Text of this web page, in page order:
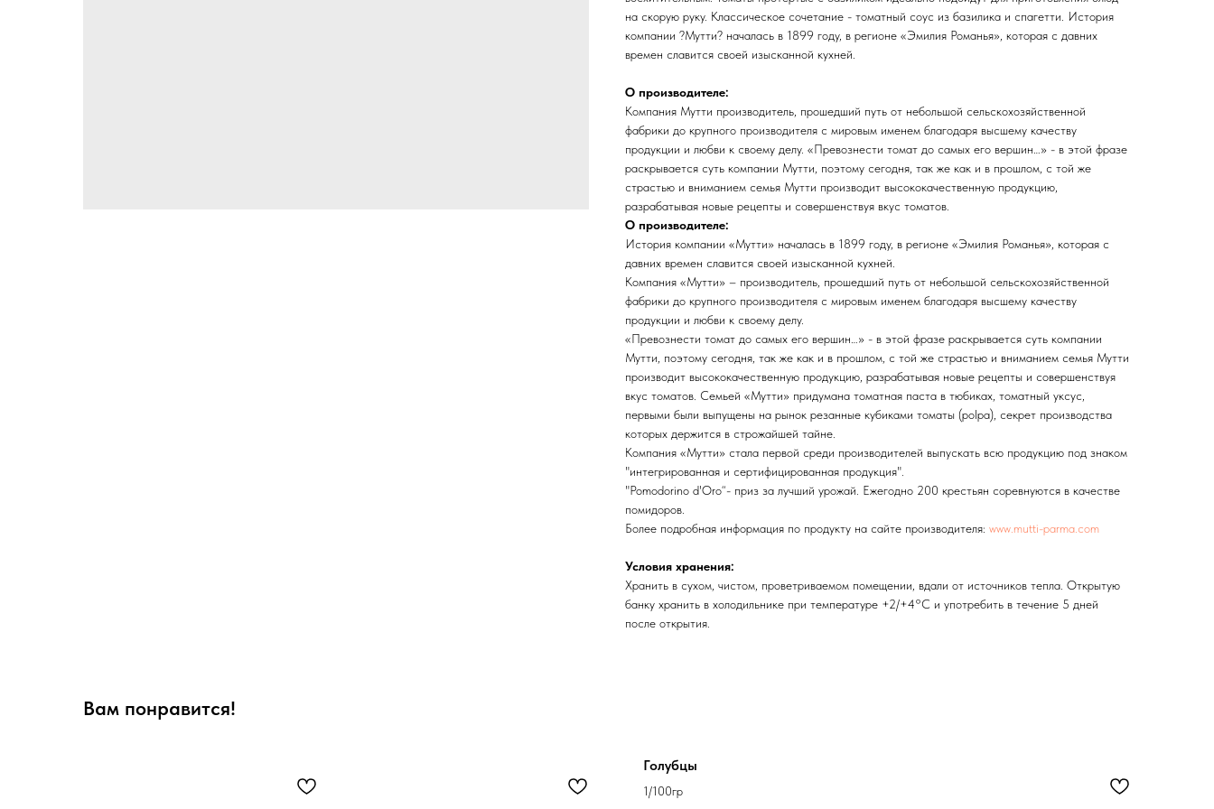
на скорую руку. Классическое сочетание - томатный соус из базилика и спагетти. История
компании ?Мутти? началась в 1899 году, в регионе «Эмилия Романья», которая с давних
времен славится своей изысканной кухней.
О производителе:
Компания Мутти производитель, прошедший путь от небольшой сельскохозяйственной
фабрики до крупного производителя с мировым именем благодаря высшему качеству
продукции и любви к своему делу. «Превознести томат до самых его вершин…» - в этой фразе
раскрывается суть компании Мутти, поэтому сегодня, так же как и в прошлом, с той же
страстью и вниманием семья Мутти производит высококачественную продукцию,
разрабатывая новые рецепты и совершенствуя вкус томатов.
О производителе:
История компании «Мутти» началась в 1899 году, в регионе «Эмилия Романья», которая с
давних времен славится своей изысканной кухней.
Компания «Мутти» – производитель, прошедший путь от небольшой сельскохозяйственной
фабрики до крупного производителя с мировым именем благодаря высшему качеству
продукции и любви к своему делу.
«Превознести томат до самых его вершин…» - в этой фразе раскрывается суть компании
Мутти, поэтому сегодня, так же как и в прошлом, с той же страстью и вниманием семья Мутти
производит высококачественную продукцию, разрабатывая новые рецепты и совершенствуя
вкус томатов. Семьей «Мутти» придумана томатная паста в тюбиках, томатный уксус,
первыми были выпущены на рынок резанные кубиками томаты (polpa), секрет производства
которых держится в строжайшей тайне.
Компания «Мутти» стала первой среди производителей выпускать всю продукцию под знаком
"интегрированная и сертифицированная продукция".
"Pomodorino d'Oro“- приз за лучший урожай. Ежегодно 200 крестьян соревнуются в качестве
помидоров.
Более подробная информация по продукту на сайте производителя: www.mutti-parma.com
Условия хранения:
Хранить в сухом, чистом, проветриваемом помещении, вдали от источников тепла. Открытую
банку хранить в холодильнике при температуре +2/+4°C и употребить в течение 5 дней
после открытия.
Вам понравится!
Голубцы
1/100гр